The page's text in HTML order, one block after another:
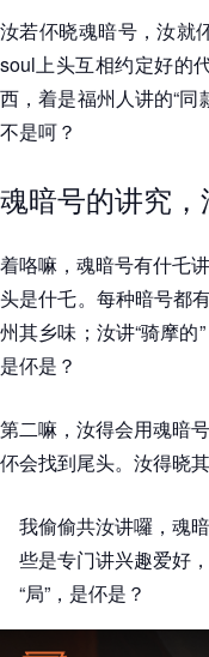
汝若伓晓魂暗号，汝就
soul上头互相约定好的
西，着是福州人讲的“
不是呵？
魂暗号的讲究
着咯嘛，魂暗号有什乇
头是什乇。每种暗号都
州其乡味；汝讲“骑摩
是伓是？
第二嘛，汝得会用魂暗
伓会找到尾头。汝得晓
我偷偷共汝讲囉，魂
些是专门讲兴趣爱好
“局”，是伓是？